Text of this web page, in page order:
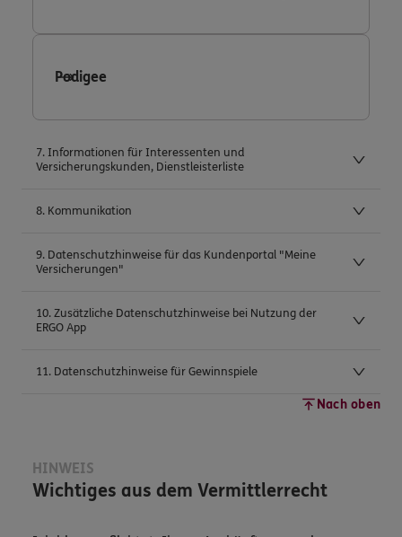
Podigee
7. Informationen für Interessenten und
Versicherungskunden, Dienstleisterliste
8. Kommunikation
9. Datenschutzhinweise für das Kundenportal "Meine
Versicherungen"
10. Zusätzliche Datenschutzhinweise bei Nutzung der
ERGO App
11. Datenschutzhinweise für Gewinnspiele
Nach oben
HINWEIS
Wichtiges aus dem Vermittlerrecht